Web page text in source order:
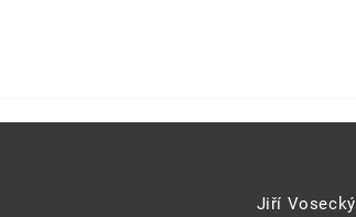
Jiří Vosecký